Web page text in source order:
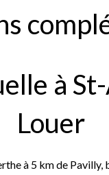
à
Louer
à 5 km de